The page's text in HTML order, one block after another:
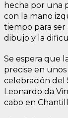
hecha por una
con la mano
tiempo para ser
dibujo y la
Se espera que
precise en
celebración del
Leonardo da
cabo en